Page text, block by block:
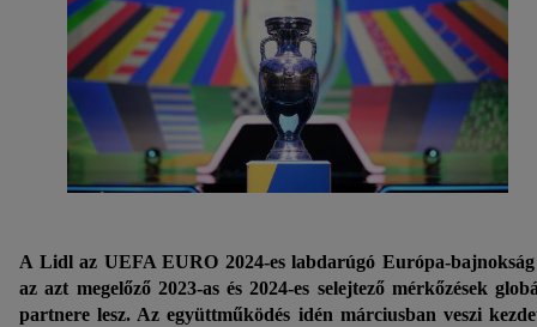
A Lidl az UEFA EURO 2024-es labdarúgó Európa-bajnokság
az azt megelőző 2023-as és 2024-es selejtező mérkőzések
partnere lesz. Az együttműködés idén márciusban veszi